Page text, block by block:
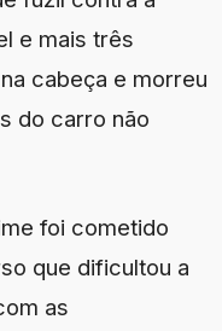
e mais três
cabeça e morreu
do carro não
foi cometido
que dificultou a
as